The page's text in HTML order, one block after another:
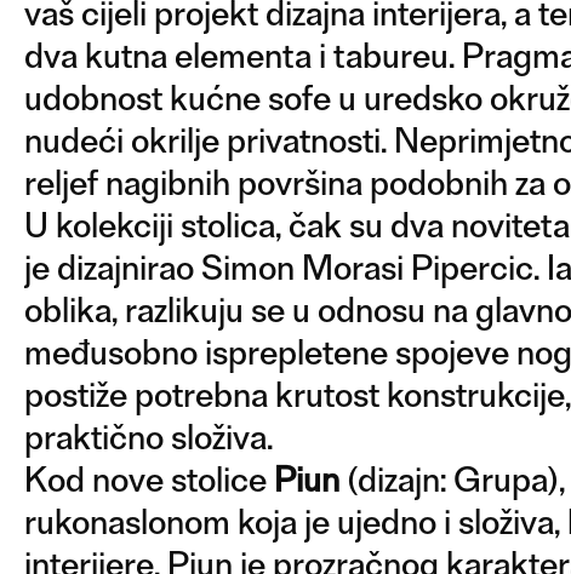
vaš cijeli projekt dizajna interijera, a
dva kutna elementa i tabureu.
udobnost kućne sofe u uredsko
nudeći okrilje privatnosti.
reljef nagibnih površina podobnih za
U kolekciji stolica, čak su dva
je dizajnirao Simon Morasi Pipercic.
oblika, razlikuju se u odnosu na
međusobno isprepletene spojeve
postiže potrebna krutost
praktično složiva.
Kod nove stolice Piun (dizajn:
rukonaslonom koja je ujedno i
interijere. Piun je prozračnog